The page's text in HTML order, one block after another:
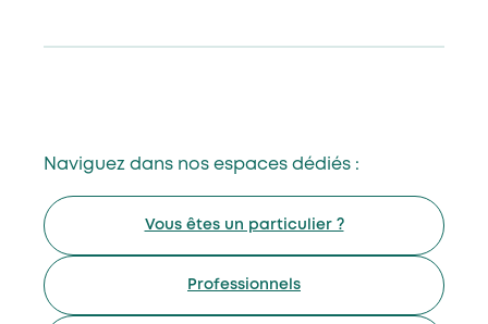
Naviguez dans nos espaces dédiés :
Vous êtes un particulier ?
Professionnels